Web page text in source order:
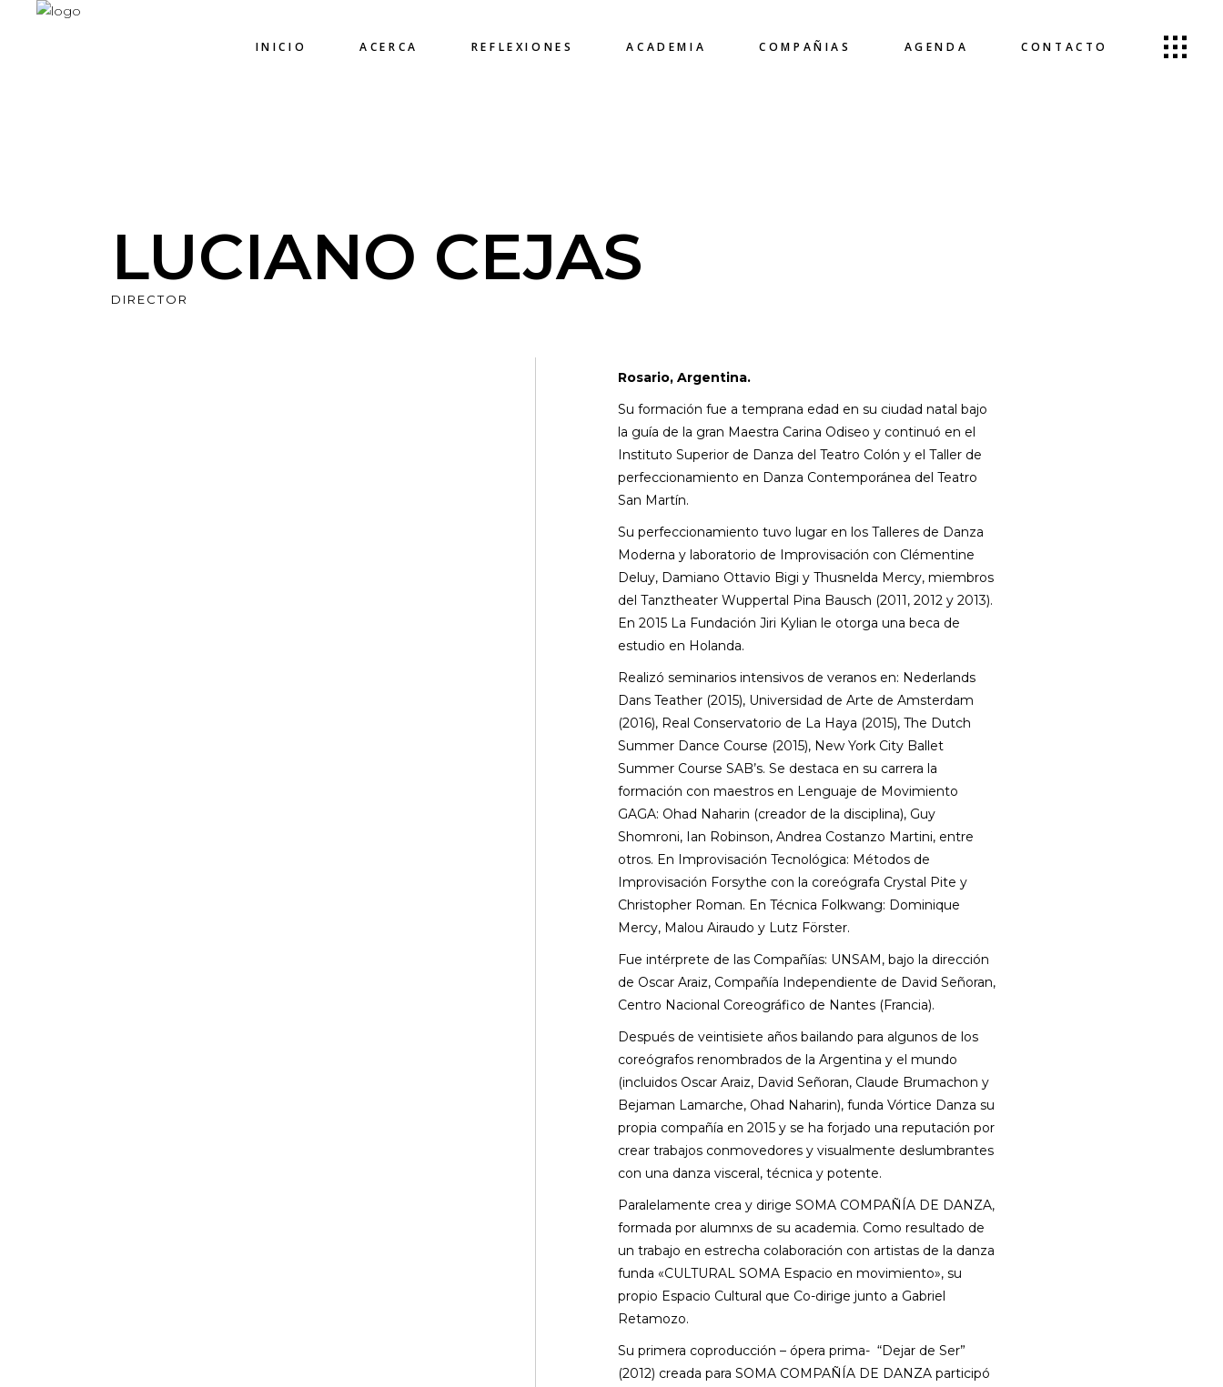
INICIO ACERCA REFLEXIONES ACADEMIA COMPAÑIAS AGENDA CONTACTO
LUCIANO CEJAS
DIRECTOR
Rosario, Argentina.
Su formación fue a temprana edad en su ciudad natal bajo
la guía de la gran Maestra Carina Odiseo y continuó en el
Instituto Superior de Danza del Teatro Colón y el Taller de
perfeccionamiento en Danza Contemporánea del Teatro
San Martín.
Su perfeccionamiento tuvo lugar en los Talleres de Danza
Moderna y laboratorio de Improvisación con Clémentine
Deluy, Damiano Ottavio Bigi y Thusnelda Mercy, miembros
del Tanztheater Wuppertal Pina Bausch (2011, 2012 y 2013).
En 2015 La Fundación Jiri Kylian le otorga una beca de
estudio en Holanda.
Realizó seminarios intensivos de veranos en: Nederlands
Dans Teather (2015), Universidad de Arte de Amsterdam
(2016), Real Conservatorio de La Haya (2015), The Dutch
Summer Dance Course (2015), New York City Ballet
Summer Course SAB’s. Se destaca en su carrera la
formación con maestros en Lenguaje de Movimiento
GAGA: Ohad Naharin (creador de la disciplina), Guy
Shomroni, Ian Robinson, Andrea Costanzo Martini, entre
otros. En Improvisación Tecnológica: Métodos de
Improvisación Forsythe con la coreógrafa Crystal Pite y
Christopher Roman. En Técnica Folkwang: Dominique
Mercy, Malou Airaudo y Lutz Förster.
Fue intérprete de las Compañías: UNSAM, bajo la dirección
de Oscar Araiz, Compañía Independiente de David Señoran,
Centro Nacional Coreográfico de Nantes (Francia).
Después de veintisiete años bailando para algunos de los
coreógrafos renombrados de la Argentina y el mundo
(incluidos Oscar Araiz, David Señoran, Claude Brumachon y
Bejaman Lamarche, Ohad Naharin), funda Vórtice Danza su
propia compañía en 2015 y se ha forjado una reputación por
crear trabajos conmovedores y visualmente deslumbrantes
con una danza visceral, técnica y potente.
Paralelamente crea y dirige SOMA COMPAÑÍA DE DANZA,
formada por alumnxs de su academia. Como resultado de
un trabajo en estrecha colaboración con artistas de la danza
funda «CULTURAL SOMA Espacio en movimiento», su
propio Espacio Cultural que Co-dirige junto a Gabriel
Retamozo.
Su primera coproducción – ópera prima- “Dejar de Ser”
(2012) creada para SOMA COMPAÑÍA DE DANZA participó